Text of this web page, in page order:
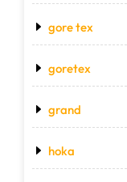
gore tex
goretex
grand
hoka